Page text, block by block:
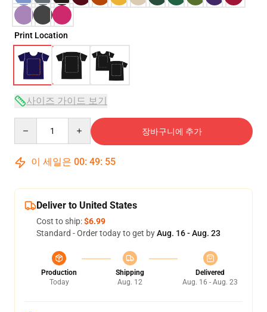
Print Location
사이즈 가이드 보기
장바구니에 추가
이 세일은 00: 49: 54
Deliver to United States
Cost to ship:$6.99
Standard - Order today to get byAug. 16 - Aug. 23
Production
Today
Shipping
Aug. 12
Delivered
Aug. 16 - Aug. 23